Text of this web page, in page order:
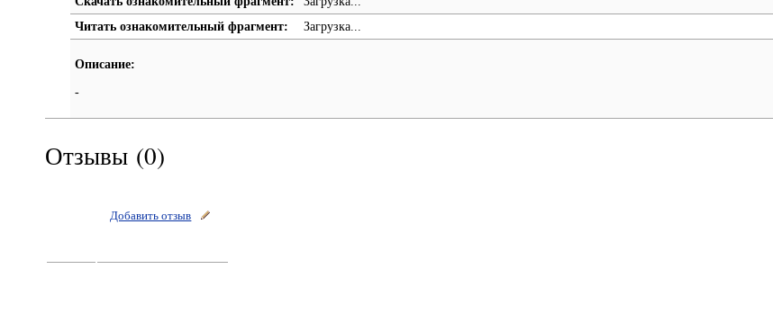
Читать ознакомительный фрагмент:
Загрузка...
Описание:
-
Отзывы (0)
Добавить отзыв